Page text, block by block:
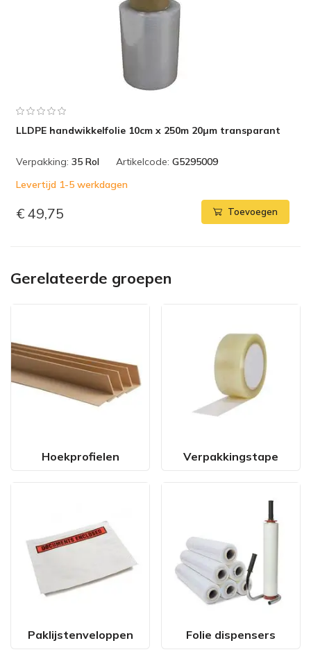
LLDPE handwikkelfolie 10cm x 250m 20µm transparant
Verpakking: 35 Rol Artikelcode: G5295009
Levertijd 1-5 werkdagen
€ 49,75 Toevoegen
Gerelateerde groepen
Hoekprofielen Verpakkingstape
Paklijstenveloppen Folie dispensers